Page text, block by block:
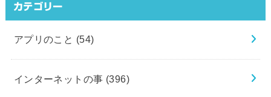
カテゴリー
アプリのこと (54)
インターネットの事 (396)